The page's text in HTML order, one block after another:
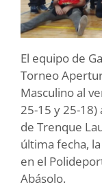
El equipo de
Torneo
Masculino al
25-15 y 25-
de Trenque
última fecha,
en el
Abásolo.